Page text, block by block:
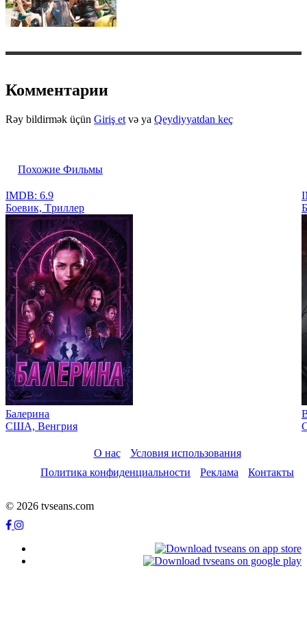
Комментарии
Rəy bildirmək üçün Giriş et və ya Qeydiyyatdan keç
Похожие Фильмы
IMDB: 6.9
Боевик, Tриллер
Балерина
США, Венгрия
О нас
Условия использования
Политика конфиденциальности
Реклама Контакты
© 2026 tvseans.com